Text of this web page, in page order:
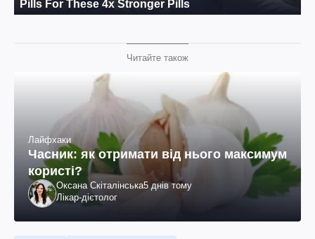
Читайте також
Лайфхаки
Часник: як отримати від нього максимум
користі?
Оксана Скіталінська5 днів тому
Лікар-дієтолог